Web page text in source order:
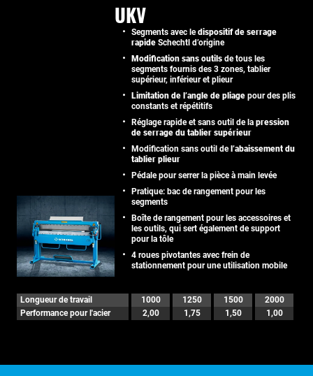
UKV
Segments avec ledispositif de serrage
rapide Schechtl d’origine
Modification sans outils de tous les
segments fournis des 3 zones, tablier
supérieur, inférieur et plieur
Limitation de l’angle de pliage pour des plis
constants et répétitifs
Réglage rapide et sans outil de la pression
de serrage du tablier supérieur
Modification sans outil de l’abaissement du
tablier plieur
Pédale pour serrer la pièce à main levée
Pratique: bac de rangement pour les
segments
Boîte de rangement pour les accessoires et
les outils, qui sert également de support
pour la tôle
4 roues pivotantes avec frein de
stationnement pour une utilisation mobile
Longueur de travail 1000 1250 1500
2000
Performance pour l'acier
2,00 1,75 1,50 1,00